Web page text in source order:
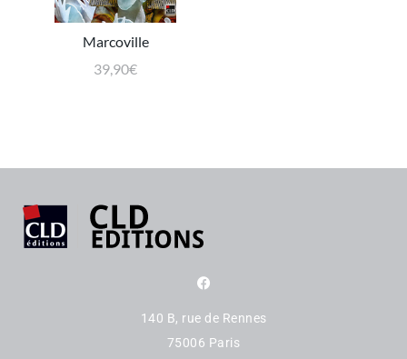
Marcoville
39,90€
140 B, rue de Rennes
75006 Paris